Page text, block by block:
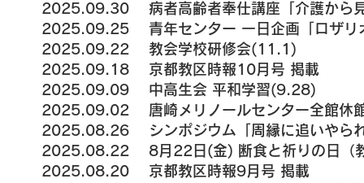
2025.09.30 病者高齢者奉仕講座「介護から
2025.09.25 青年センター 一日企画「ロザリ
2025.09.22 教会学校研修会(11.1)
2025.09.18 京都教区時報10月号 掲載
2025.09.09 中高生会 平和学習(9.28)
2025.09.02 唐崎メリノールセンター全館休
2025.08.26 シンポジウム「周縁に追いやら
2025.08.22 8月22日(金) 断食と祈りの日
2025.08.20 京都教区時報9月号 掲載